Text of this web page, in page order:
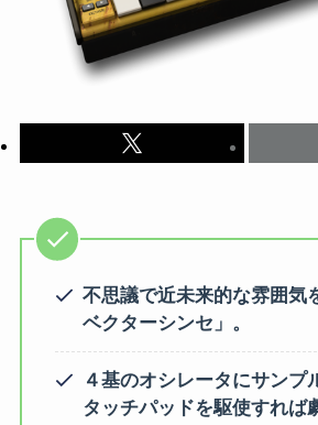
不思議で近未来的な雰囲気
ベクターシンセ」。
４基のオシレータにサンプ
タッチパッドを駆使すれば